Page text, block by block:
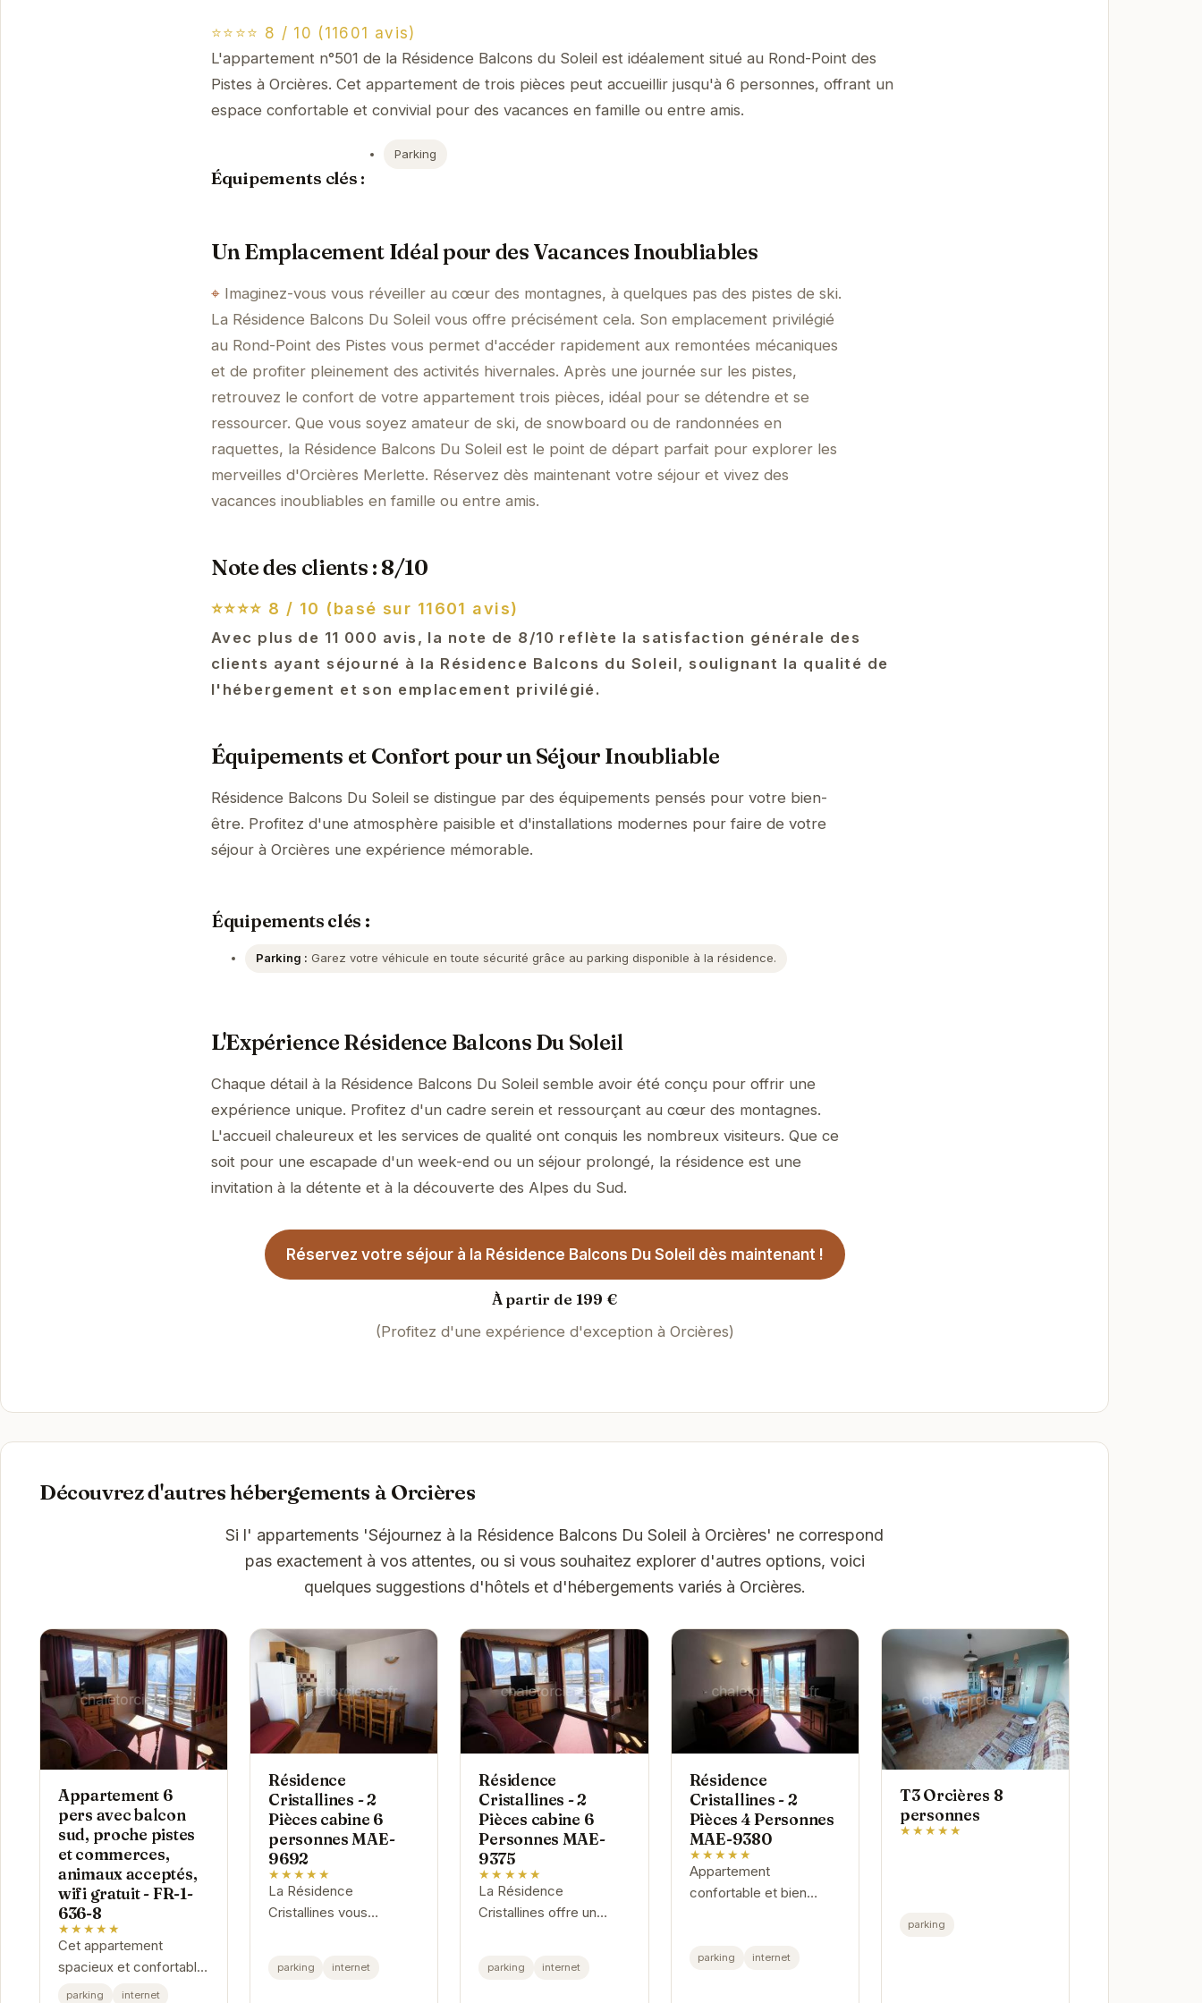
⭐⭐⭐⭐ 8 / 10 (11601 avis)
L'appartement n°501 de la Résidence Balcons du Soleil est idéalement situé au Rond-Point des
Pistes à Orcières. Cet appartement de trois pièces peut accueillir jusqu'à 6 personnes, offrant un
espace confortable et convivial pour des vacances en famille ou entre amis.
Équipements clés :
Parking
Un Emplacement Idéal pour des Vacances Inoubliables
Imaginez-vous vous réveiller au cœur des montagnes, à quelques pas des pistes de ski.
La Résidence Balcons Du Soleil vous offre précisément cela. Son emplacement privilégié
au Rond-Point des Pistes vous permet d'accéder rapidement aux remontées mécaniques
et de profiter pleinement des activités hivernales. Après une journée sur les pistes,
retrouvez le confort de votre appartement trois pièces, idéal pour se détendre et se
ressourcer. Que vous soyez amateur de ski, de snowboard ou de randonnées en
raquettes, la Résidence Balcons Du Soleil est le point de départ parfait pour explorer les
merveilles d'Orcières Merlette. Réservez dès maintenant votre séjour et vivez des
vacances inoubliables en famille ou entre amis.
Note des clients : 8/10
⭐⭐⭐⭐ 8 / 10 (basé sur 11601 avis)
Avec plus de 11 000 avis, la note de 8/10 reflète la satisfaction générale des
clients ayant séjourné à la Résidence Balcons du Soleil, soulignant la qualité de
l'hébergement et son emplacement privilégié.
Équipements et Confort pour un Séjour Inoubliable
Résidence Balcons Du Soleil se distingue par des équipements pensés pour votre bien-
être. Profitez d'une atmosphère paisible et d'installations modernes pour faire de votre
séjour à Orcières une expérience mémorable.
Équipements clés :
Parking : Garez votre véhicule en toute sécurité grâce au parking disponible à la résidence.
L'Expérience Résidence Balcons Du Soleil
Chaque détail à la Résidence Balcons Du Soleil semble avoir été conçu pour offrir une
expérience unique. Profitez d'un cadre serein et ressourçant au cœur des montagnes.
L'accueil chaleureux et les services de qualité ont conquis les nombreux visiteurs. Que ce
soit pour une escapade d'un week-end ou un séjour prolongé, la résidence est une
invitation à la détente et à la découverte des Alpes du Sud.
Réservez votre séjour à la Résidence Balcons Du Soleil dès maintenant !
À partir de 199 €
(Profitez d'une expérience d'exception à Orcières)
Découvrez d'autres hébergements à Orcières
Si l' appartements 'Séjournez à la Résidence Balcons Du Soleil à Orcières' ne correspond
pas exactement à vos attentes, ou si vous souhaitez explorer d'autres options, voici
quelques suggestions d'hôtels et d'hébergements variés à Orcières.
Appartement 6
pers avec balcon
sud, proche pistes
et commerces,
animaux acceptés,
wifi gratuit - FR-1-
636-8
★★★★★
Cet appartement
spacieux et confortable
est parfait pour un
parking internet
Résidence
Cristallines - 2
Pièces cabine 6
personnes MAE-
9692
★★★★★
La Résidence
Cristallines vous
L'appartement 2 pièces
parking internet
Résidence
Cristallines - 2
Pièces cabine 6
Personnes MAE-
9375
★★★★★
La Résidence
Cristallines offre un
fonctionnel pour vos
parking internet
Résidence
Cristallines - 2
Pièces 4 Personnes
MAE-9380
★★★★★
Appartement
confortable et bien
parking internet
T3 Orcières 8
personnes
★★★★★
parking